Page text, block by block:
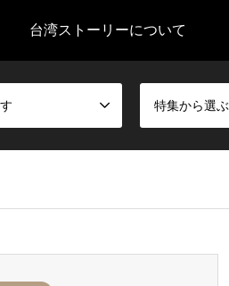
台湾ストーリーについて
特集から選ぶ